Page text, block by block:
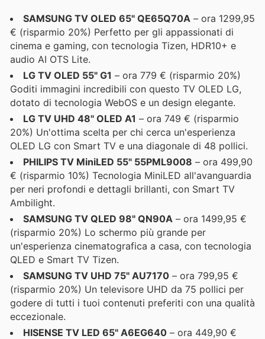
SAMSUNG TV OLED 65" QE65Q70A – ora 1299,95
€ (risparmio 20%) Perfetto per gli appassionati di
cinema e gaming, con tecnologia Tizen, HDR10+ e
audio AI OTS Lite.
LG TV OLED 55" G1 – ora 779 € (risparmio 20%)
Goditi immagini incredibili con questo TV OLED LG,
dotato di tecnologia WebOS e un design elegante.
LG TV UHD 48" OLED A1 – ora 749 € (risparmio
20%) Un'ottima scelta per chi cerca un'esperienza
OLED LG con Smart TV e una diagonale di 48 pollici.
PHILIPS TV MiniLED 55" 55PML9008 – ora 499,90
€ (risparmio 10%) Tecnologia MiniLED all'avanguardia
per neri profondi e dettagli brillanti, con Smart TV
Ambilight.
SAMSUNG TV QLED 98" QN90A – ora 1499,95 €
(risparmio 20%) Lo schermo più grande per
un'esperienza cinematografica a casa, con tecnologia
QLED e Smart TV Tizen.
SAMSUNG TV UHD 75" AU7170 – ora 799,95 €
(risparmio 20%) Un televisore UHD da 75 pollici per
godere di tutti i tuoi contenuti preferiti con una qualità
eccezionale.
HISENSE TV LED 65" A6EG640 – ora 449,90 €